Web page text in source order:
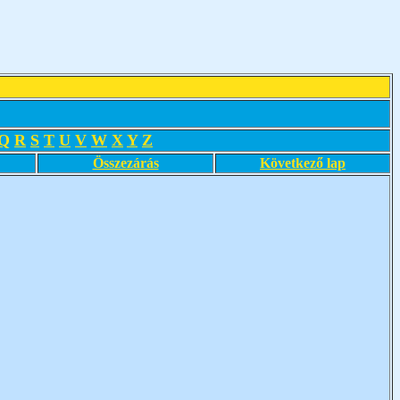
R S T U V W X Y Z
Összezárás Következő lap